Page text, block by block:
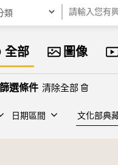
關鍵字
全部 圖像
清除全部
日期區間 建檔單位